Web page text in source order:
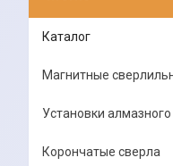
Каталог
Магнитные
Установки
Корончатые сверла